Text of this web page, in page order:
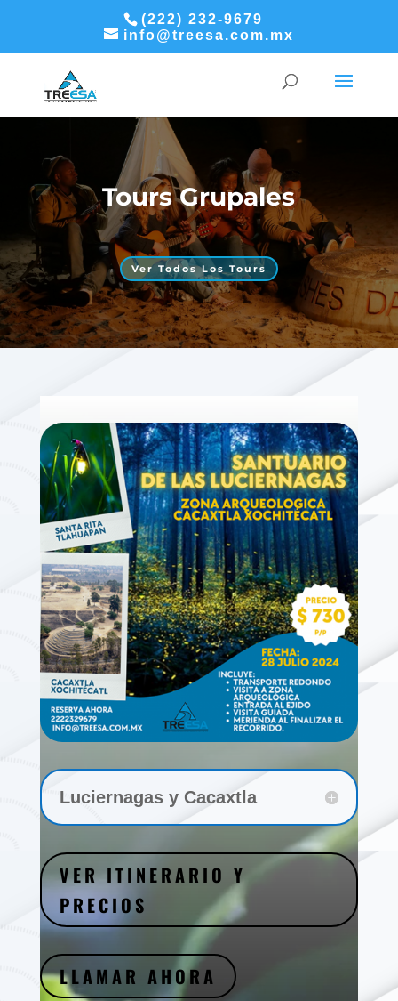
(222) 232-9679
info@treesa.com.mx
Tours Grupales
Ver Todos Los Tours
Luciernagas y Cacaxtla
VER ITINERARIO Y
PRECIOS
LLAMAR AHORA